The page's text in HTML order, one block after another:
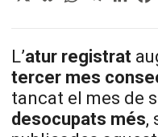
L’atur registrat
tercer mes
tancat el mes de
desocupats més,